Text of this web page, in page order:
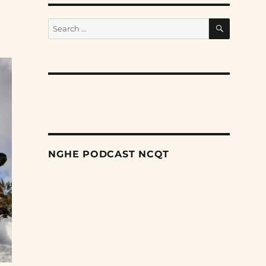
Search
for:
SEARCH
NGHE PODCAST NCQT